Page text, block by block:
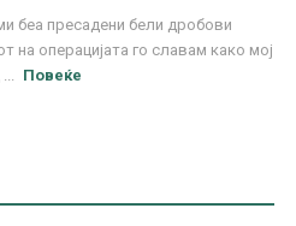
беа пресадени бели дробови
на операцијата го славам како мој
Повеќе